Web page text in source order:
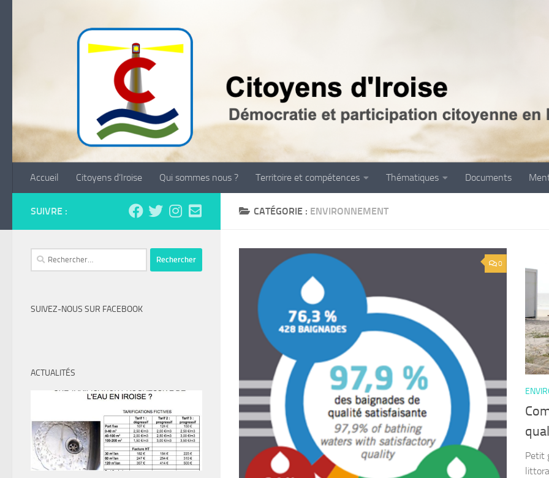
Accueil Citoyens d’Iroise Qui sommes nous ? Territoire et compétences Thématiques Documents
CATÉGORIE : ENVIRONNEMENT
0
Petit
SUIVRE :
Rechercher :
SUIVEZ-NOUS SUR FACEBOOK
ACTUALITÉS